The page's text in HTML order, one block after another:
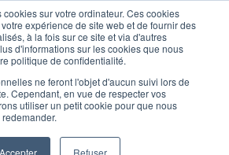
sur votre ordinateur. Ces cookies
expérience de site web et de fournir des
à la fois sur ce site et via d'autres
d'informations sur les cookies que nous
politique de confidentialité.
ne feront l'objet d'aucun suivi lors de
Cependant, en vue de respecter vos
utiliser un petit cookie pour que nous
Accepter Refuser
Nos offres
Formation
et retenir
clés avec